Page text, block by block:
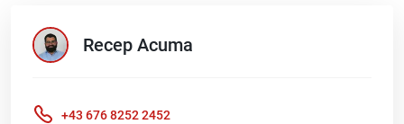
Recep Acuma
+43 676 8252 2452